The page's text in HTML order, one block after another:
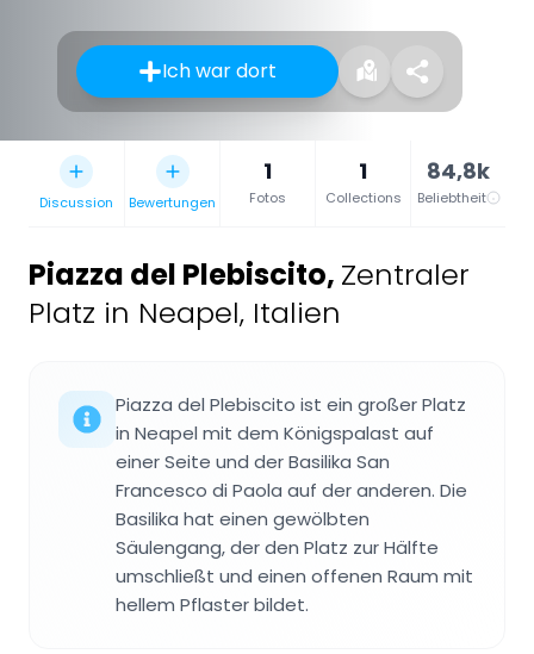
Ich war dort
Discussion Bewertungen
1
Fotos
1
Collections
84,8k
Beliebtheit
Piazza del Plebiscito, Zentraler
Platz in Neapel, Italien
Piazza del Plebiscito ist ein großer Platz
in Neapel mit dem Königspalast auf
einer Seite und der Basilika San
Francesco di Paola auf der anderen. Die
Basilika hat einen gewölbten
Säulengang, der den Platz zur Hälfte
umschließt und einen offenen Raum mit
hellem Pflaster bildet.